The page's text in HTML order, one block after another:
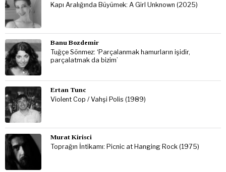
Kapı Aralığında Büyümek: A Girl Unknown (2025)
Banu Bozdemir
Tuğçe Sönmez: ‘Parçalanmak hamurların işidir,
parçalatmak da bizim’
Ertan Tunc
Violent Cop / Vahşi Polis (1989)
Murat Kirisci
Toprağın İntikamı: Picnic at Hanging Rock (1975)